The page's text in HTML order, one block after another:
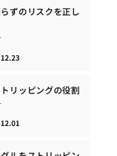
ずのリスクを正し
リッピングの役割